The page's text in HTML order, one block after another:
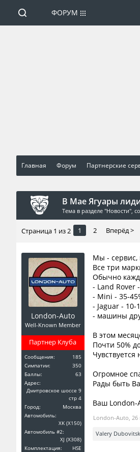
Главная Форум Партнерские
В Мае Ягуары
Тема в разделе "Новости",
Страница 1 из 2 1 2 Вперёд >
London-Auto
Well-Known Member
Партнер Клуба
Сообщения:
185
Симпатии:
350
Баллы:
63
Адрес:
Дмитровское шоссе 9
стр 4
Город:
Москва
Автомобиль:
XK (X150)
Автомобиль #2:
XJ (X308)
Комплектация:
HSE
Мы - сервис,
Все три
Обычно
- Land Rover
- Mini - 35-
- Jaguar - 10-
- машины
В этом
Почти 50%
Чувствуется
Огромное
Рады быть
Ваш London-
London-Auto, 26
Valery
ФОРУМ